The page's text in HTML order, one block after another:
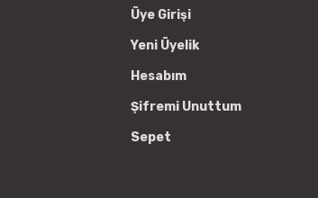
Üye Girişi
Yeni Üyelik
Hesabım
Şifremi Unuttum
Sepet